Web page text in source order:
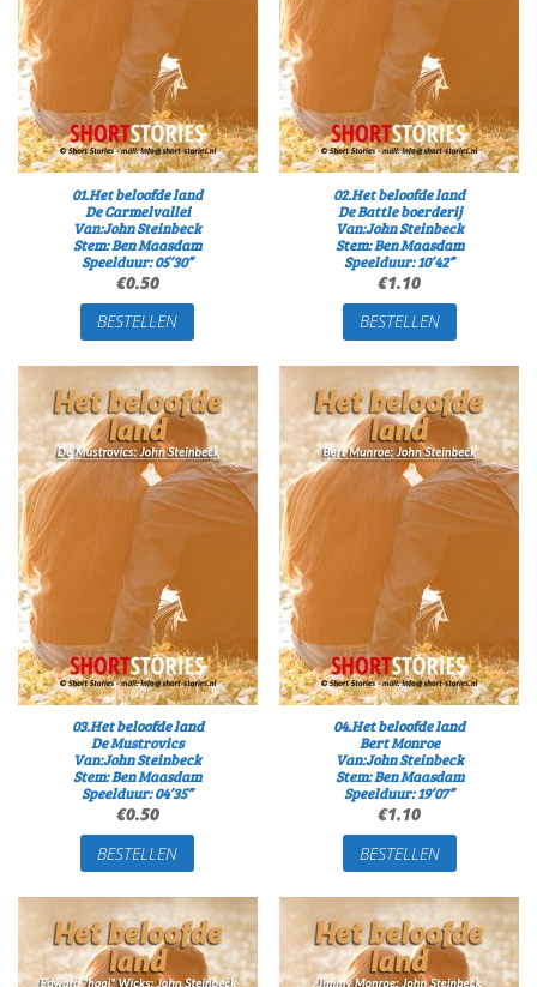
01.Het beloofde land
De Carmelvallei
Van:John Steinbeck
Stem: Ben Maasdam
Speelduur: 05’30”
€0.50
BESTELLEN
02.Het beloofde land
De Battle boerderij
Van:John Steinbeck
Stem: Ben Maasdam
Speelduur: 10’42”
€1.10
BESTELLEN
03.Het beloofde land
De Mustrovics
Van:John Steinbeck
Stem: Ben Maasdam
Speelduur: 04’35”
€0.50
BESTELLEN
04.Het beloofde land
Bert Monroe
Van:John Steinbeck
Stem: Ben Maasdam
Speelduur: 19’07”
€1.10
BESTELLEN